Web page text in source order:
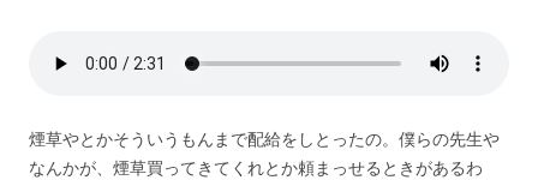
煙草やとかそういうもんまで配給をしとったの。僕らの先生や
なんかが、煙草買ってきてくれとか頼まっせるときがあるわ